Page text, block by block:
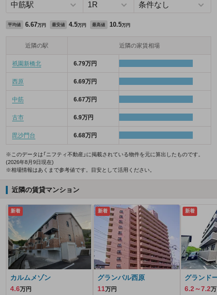
平均値 6.67万円 最安値 4.5万円 最高値 10.5万円
近隣の駅 近隣の家賃相場
祇園新橋北 6.79万円
西原 6.69万円
中筋 6.67万円
古市 6.9万円
毘沙門台 6.68万円
※このデータは「ニフティ不動産」に掲載されている物件を元に算出したものです。
(2026年8月9日現在)
※相場情報はあくまで参考値です。目安として活用ください。
近隣の賃貸マンション
新着
カルムメゾン
4.6万円
新着
グランパル西原
11万円
新着
グランド
6.2～7.2